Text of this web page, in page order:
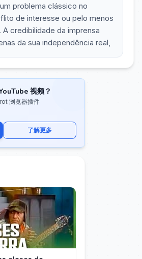
problema clássico no
de interesse ou pelo menos
A credibilidade da imprensa
da sua independência real,
视频？
浏览器插件
了解更多